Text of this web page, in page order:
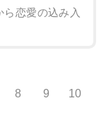
恋愛の込み入
8 9
10